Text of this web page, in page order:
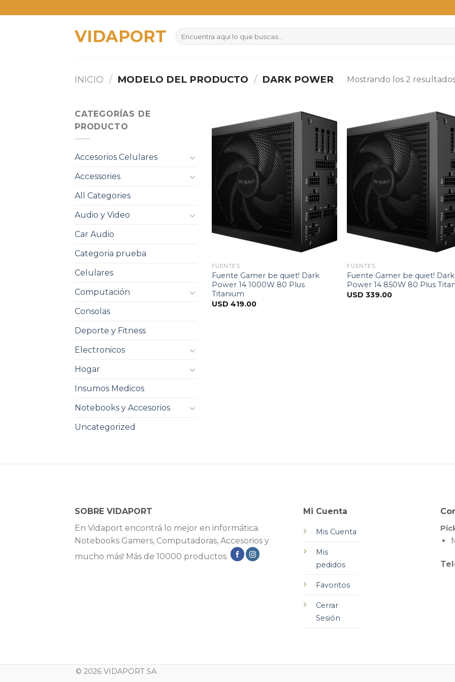
to
VIDAPORT
Buscar
por:
INICIO / MODELO DEL PRODUCTO / DARK POWER Mostrando los 2
CATEGORÍAS DE
PRODUCTO
Accesorios Celulares
Accessories
All Categories
Audio y Video
Car Audio
Categoria prueba
Celulares
Computación
Consolas
Deporte y Fitness
Electronicos
Hogar
Insumos Medicos
Notebooks y Accesorios
Uncategorized
FUENTES
Fuente Gamer be quiet! Dark
Power 14 1000W 80 Plus
Titanium
USD 419.00
FUENTES
Fuente Gamer be quiet! Dark
Power 14 850W 80 Plus
USD339.00
SOBRE VIDAPORT
En Vidaport encontrá lo mejor en informática.
Notebooks Gamers, Computadoras, Accesorios y
mucho más! Más de 10000 productos.
Mi Cuenta
Mis Cuenta
Mis
pedidos
Favoritos
Cerrar
Sesión
© 2026 VIDAPORT SA